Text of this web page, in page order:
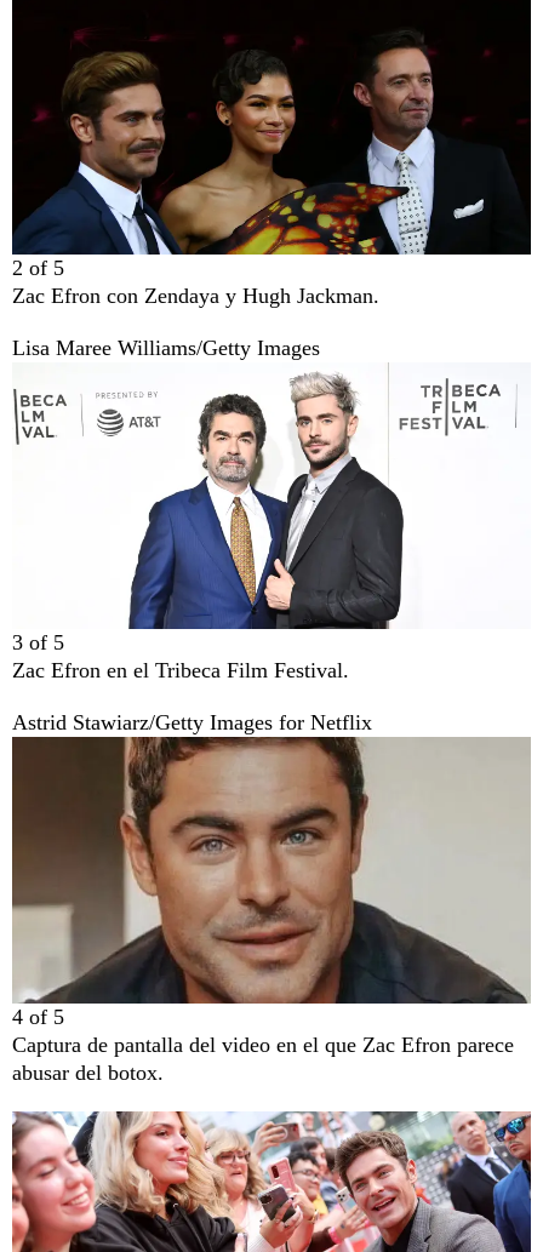
2 of 5
Zac Efron con Zendaya y Hugh Jackman.
Lisa Maree Williams/Getty Images
3 of 5
Zac Efron en el Tribeca Film Festival.
Astrid Stawiarz/Getty Images for Netflix
4 of 5
Captura de pantalla del video en el que Zac Efron parece
abusar del botox.